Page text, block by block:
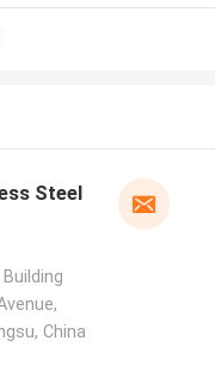
Steel
China